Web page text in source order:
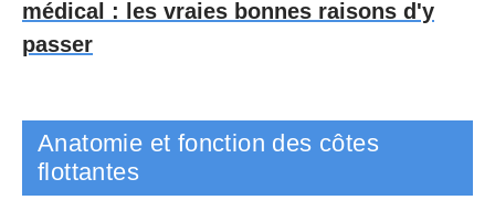
médical : les vraies bonnes raisons d'y
passer
Anatomie et fonction des côtes
flottantes